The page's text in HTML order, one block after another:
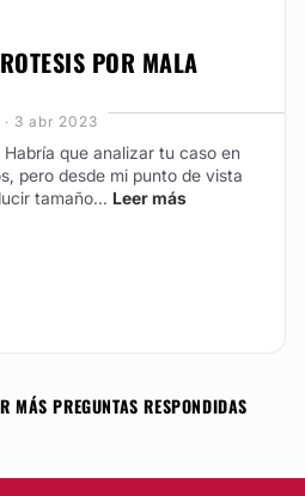
POR MALA
3 abr 2023
que analizar tu caso en
pero desde mi punto de vista
tamaño... Leer más
MÁS PREGUNTAS RESPONDIDAS